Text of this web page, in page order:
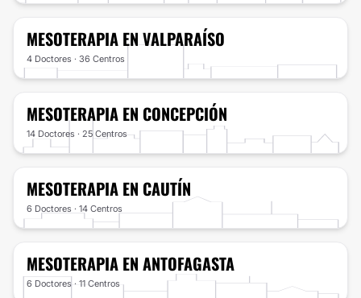
MESOTERAPIA EN VALPARAÍSO
4 Doctores · 36 Centros
MESOTERAPIA EN CONCEPCIÓN
14 Doctores · 25 Centros
MESOTERAPIA EN CAUTÍN
6 Doctores · 14 Centros
MESOTERAPIA EN ANTOFAGASTA
6 Doctores · 11 Centros